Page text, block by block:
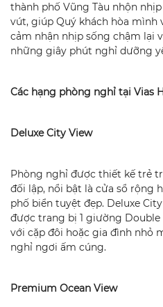
thành phố Vũng Tàu nhộn
vút, giúp Quý khách hòa mình
cảm nhận nhịp sống chậm lại
những giây phút nghỉ dưỡng
Các hạng phòng nghỉ tại Vias
Deluxe City View
Phòng nghỉ được thiết kế trẻ
đối lập, nổi bật là cửa sổ rộng
phố biển tuyệt đẹp. Deluxe
được trang bị 1 giường
với cặp đôi hoặc gia đình nhỏ
nghỉ ngơi ấm cúng.
Premium Ocean View